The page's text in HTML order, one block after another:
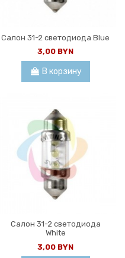
Салон 31-2 светодиода Blue
3,00 BYN
В корзину
Салон 31-2 светодиода
White
3,00 BYN